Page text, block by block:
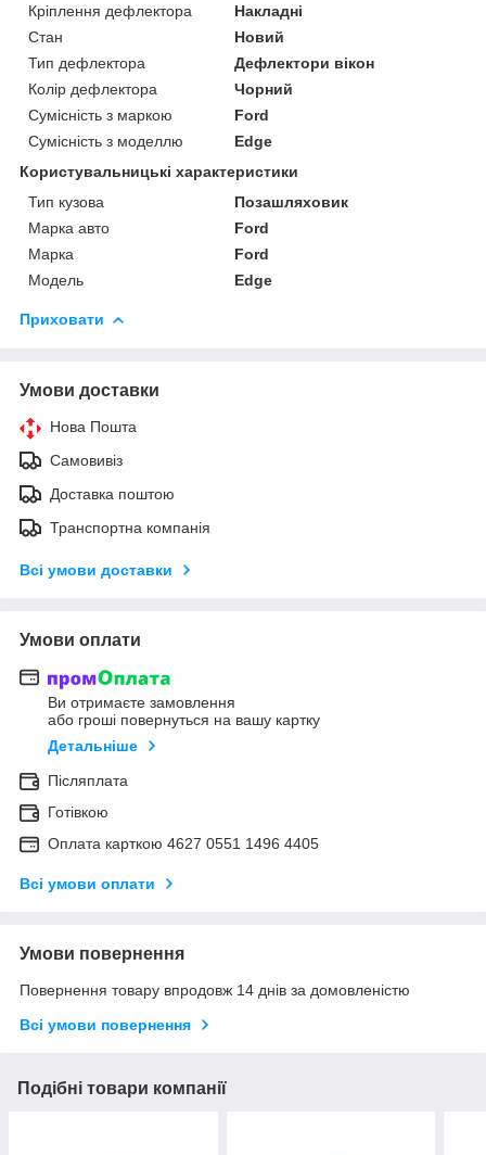
Кріплення дефлектора
Накладні
Стан
Новий
Тип дефлектора
Дефлектори вікон
Колір дефлектора
Чорний
Сумісність з маркою
Ford
Сумісність з моделлю
Edge
Користувальницькі характеристики
Тип кузова
Позашляховик
Марка авто
Ford
Марка
Ford
Модель
Edge
Приховати
Умови доставки
Нова Пошта
Самовивіз
Доставка поштою
Транспортна компанія
Всі умови доставки
Умови оплати
Ви отримаєте замовлення
або гроші повернуться на вашу картку
Детальніше
Післяплата
Готівкою
Оплата карткою 4627 0551 1496 4405
Всі умови оплати
Умови повернення
Повернення товару впродовж 14 днів за домовленістю
Всі умови повернення
Подібні товари компанії